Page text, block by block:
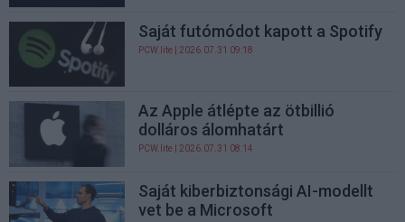
Saját futómódot kapott a Spotify
PCW.lite | 2026.07.31 09:18
Az Apple átlépte az ötbillió
dolláros álomhatárt
PCW.lite | 2026.07.31 08:14
Saját kiberbiztonsági AI-modellt
vet be a Microsoft